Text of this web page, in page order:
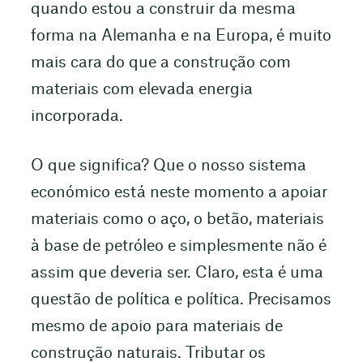
quando estou a construir da mesma
forma na Alemanha e na Europa, é muito
mais cara do que a construção com
materiais com elevada energia
incorporada.
O que significa? Que o nosso sistema
económico está neste momento a apoiar
materiais como o aço, o betão, materiais
à base de petróleo e simplesmente não é
assim que deveria ser. Claro, esta é uma
questão de política e política. Precisamos
mesmo de apoio para materiais de
construção naturais. Tributar os